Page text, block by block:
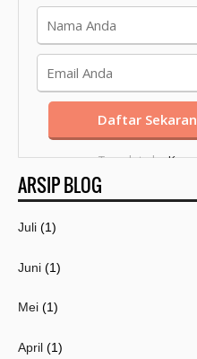
Template byKang
Mousir
ARSIP BLOG
Juli (1)
Juni (1)
Mei (1)
April (1)